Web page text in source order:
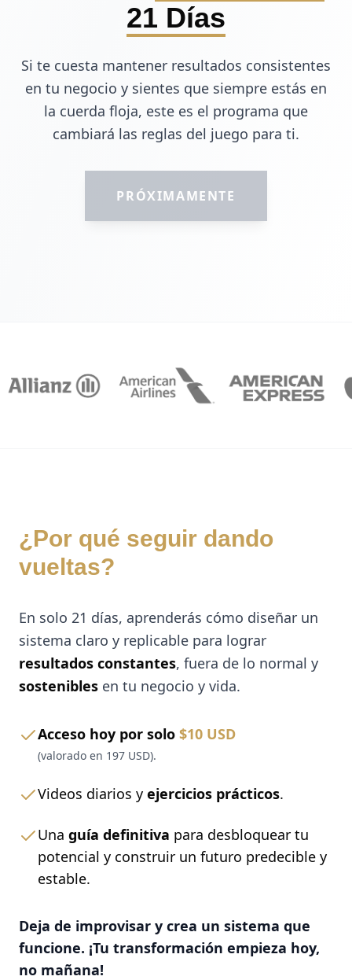
21 Días
Si te cuesta mantener resultados consistentes
en tu negocio y sientes que siempre estás en
la cuerda floja, este es el programa que
cambiará las reglas del juego para ti.
PRÓXIMAMENTE
¿Por qué seguir dando
vueltas?
En solo 21 días, aprenderás cómo diseñar un
sistema claro y replicable para lograr
resultados constantes, fuera de lo normal y
sostenibles en tu negocio y vida.
Acceso hoy por solo $10 USD
(valorado en 197 USD).
Videos diarios y ejercicios prácticos.
Una guía definitiva para desbloquear tu
potencial y construir un futuro predecible y
estable.
Deja de improvisar y crea un sistema que
funcione. ¡Tu transformación empieza hoy,
no mañana!